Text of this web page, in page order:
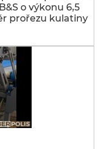
o výkonu 6,5
prořezu kulatiny